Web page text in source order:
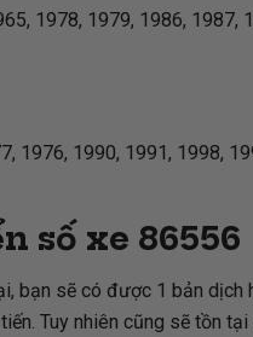
1978, 1979, 1986, 1987,
1976, 1990, 1991, 1998,
số xe 86556
bạn sẽ có được 1 bản dịch
Tuy nhiên cũng sẽ tồn